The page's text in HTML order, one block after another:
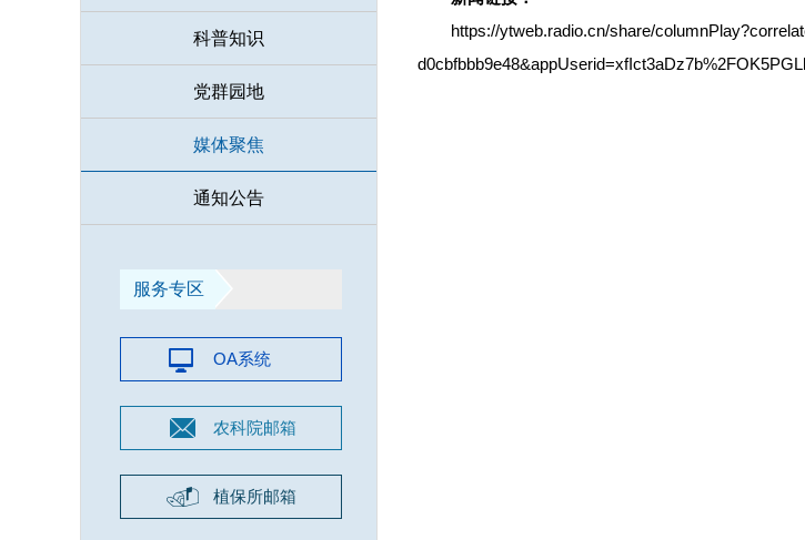
科普知识
党群园地
媒体聚焦
通知公告
服务专区
OA系统
农科院邮箱
植保所邮箱
https://ytweb.radio.cn/share/